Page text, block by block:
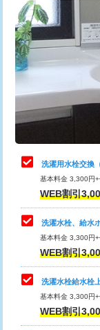
廃棄・処分
※給水管工事は
業)
給水管工事※（
用/3ｍまで)
給水管工事※（
用（追加）/3ｍ
給水管工事※（
管・ポリ管・HT
給水管工事※（ラ
管・ポリ管・HT
排水管工事（土
業）
排水管工事（排
排水管工事（追
え）
マス交換（土の
追加トーラー機使
カメラ調査
桝清掃
止水・漏水調査
理・調整・分解
止水・漏水調査
理・調整・分解
止水・漏水調査
理・調整・分解
キッチンタンク
その他部品の脱着
交換・取付（タ
交換・取付(単水
式）)
洗濯用水栓交換
基本料金 3,300円
WEB割引
洗濯水栓、給水
基本料金 3,300円
WEB割引
洗濯水栓給水栓
基本料金 3,300円
WEB割引